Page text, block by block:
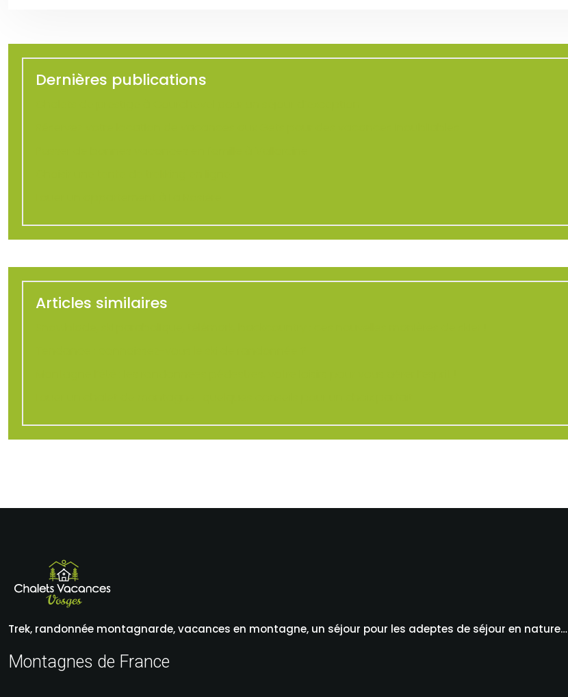
Dernières publications
Articles similaires
Trek, randonnée montagnarde, vacances en montagne, un séjour pour les adeptes de séjour en nature…
Montagnes de France